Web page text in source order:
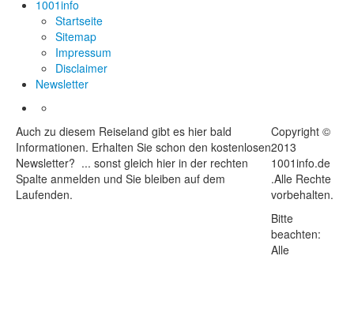
1001info
Startseite
Sitemap
Impressum
Disclaimer
Newsletter
Auch zu diesem Reiseland gibt es hier bald
Informationen. Erhalten Sie schon den kostenlosen
Newsletter? ... sonst gleich hier in der rechten
Spalte anmelden und Sie bleiben auf dem
Laufenden.
Copyright ©
2013
1001info.de
.Alle Rechte
vorbehalten.
Bitte
beachten:
Alle